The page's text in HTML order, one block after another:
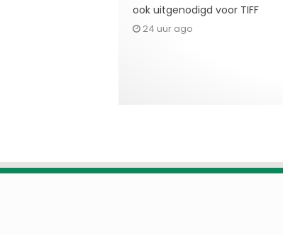
ook uitgenodigd voor TIFF
24 uur ago